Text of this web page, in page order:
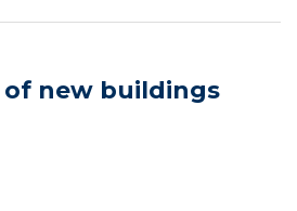
new buildings